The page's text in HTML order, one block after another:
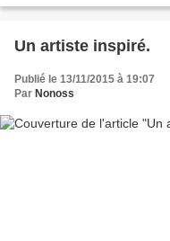
Un artiste inspiré.
Publié le 13/11/2015 à 19:07
Par Nonoss